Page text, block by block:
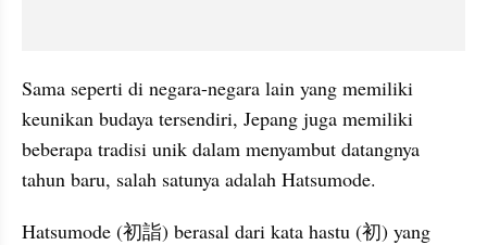
Sama seperti di negara-negara lain yang memiliki
keunikan budaya tersendiri, Jepang juga memiliki
beberapa tradisi unik dalam menyambut datangnya
tahun baru, salah satunya adalah Hatsumode.
Hatsumode (初詣) berasal dari kata hastu (初) yang